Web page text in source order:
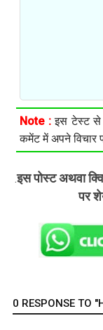
Note :इस टेस्ट से
कमेंट में अपने विचार
.इस पोस्ट अथवा
पर
0 RESPONSE TO